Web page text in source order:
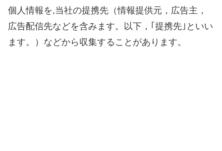
個人情報を,当社の提携先（情報提供元，広告主，
広告配信先などを含みます。以下，｢提携先｣といい
ます。）などから収集することがあります。